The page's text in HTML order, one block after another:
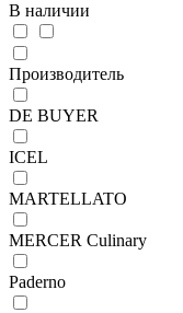
В наличии
Производитель
DE BUYER
ICEL
MARTELLATO
MERCER Culinary
Paderno